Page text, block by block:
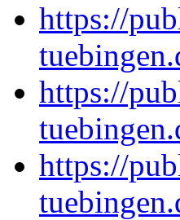
https://
https://
https://